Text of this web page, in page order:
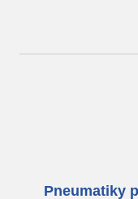
Pneumatiky